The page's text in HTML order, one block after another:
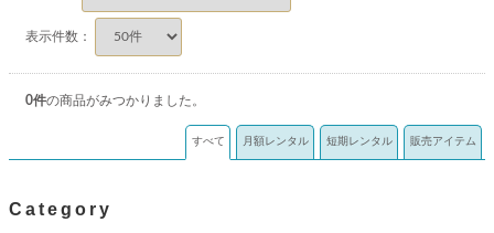
表示件数：
0件の商品がみつかりました。
すべて 月額レンタル 短期レンタル 販売アイテム
Category